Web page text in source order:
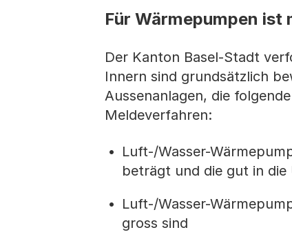
Für Wärmepumpen ist
Der Kanton Basel-Stadt
Innern sind grundsätzlich
Aussenanlagen, die
Meldeverfahren:
Luft-/Wasser-
beträgt und die gut in
Luft-/Wasser-
gross sind